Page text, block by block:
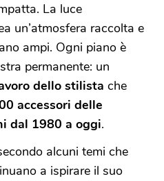
La luce
un’atmosfera raccolta e
ampi. Ogni piano è
permanente: un
dello stilista che
accessori delle
dal 1980 a oggi.
alcuni temi che
a ispirare il suo